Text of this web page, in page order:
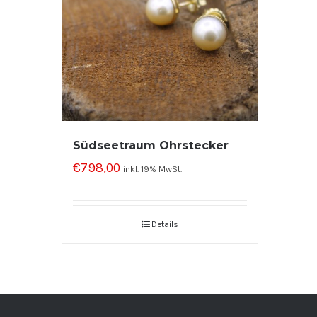
Südseetraum Ohrstecker
€798,00 inkl. 19% MwSt.
Details